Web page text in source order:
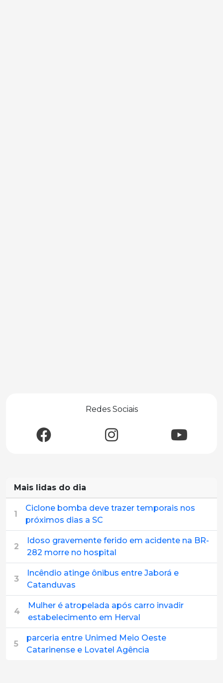
Redes Sociais
Mais lidas do dia
1
Ciclone bomba deve trazer temporais nos
próximos dias a SC
2
Idoso gravemente ferido em acidente na BR-
282 morre no hospital
3
Incêndio atinge ônibus entre Jaborá e
Catanduvas
4
Mulher é atropelada após carro invadir
estabelecimento em Herval
5
parceria entre Unimed Meio Oeste
Catarinense e Lovatel Agência